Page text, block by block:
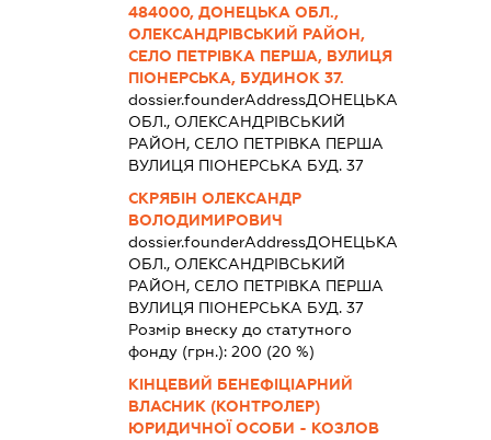
484000, ДОНЕЦЬКА ОБЛ.,
ОЛЕКСАНДРІВСЬКИЙ РАЙОН,
СЕЛО ПЕТРІВКА ПЕРША, ВУЛИЦЯ
ПІОНЕРСЬКА, БУДИНОК 37.
dossier.founderAddressДОНЕЦЬКА
ОБЛ., ОЛЕКСАНДРІВСЬКИЙ
РАЙОН, СЕЛО ПЕТРІВКА ПЕРША
ВУЛИЦЯ ПІОНЕРСЬКА БУД. 37
СКРЯБІН ОЛЕКСАНДР
ВОЛОДИМИРОВИЧ
dossier.founderAddressДОНЕЦЬКА
ОБЛ., ОЛЕКСАНДРІВСЬКИЙ
РАЙОН, СЕЛО ПЕТРІВКА ПЕРША
ВУЛИЦЯ ПІОНЕРСЬКА БУД. 37
Розмір внеску до статутного
фонду (грн.):200 (20 %)
КІНЦЕВИЙ БЕНЕФІЦІАРНИЙ
ВЛАСНИК (КОНТРОЛЕР)
ЮРИДИЧНОЇ ОСОБИ - КОЗЛОВ